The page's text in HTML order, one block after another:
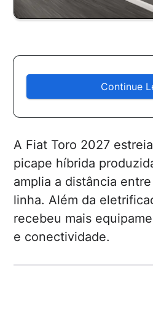
Continue
A Fiat Toro 2027
picape híbrida
amplia a distância
linha. Além da
recebeu mais
e conectividade.